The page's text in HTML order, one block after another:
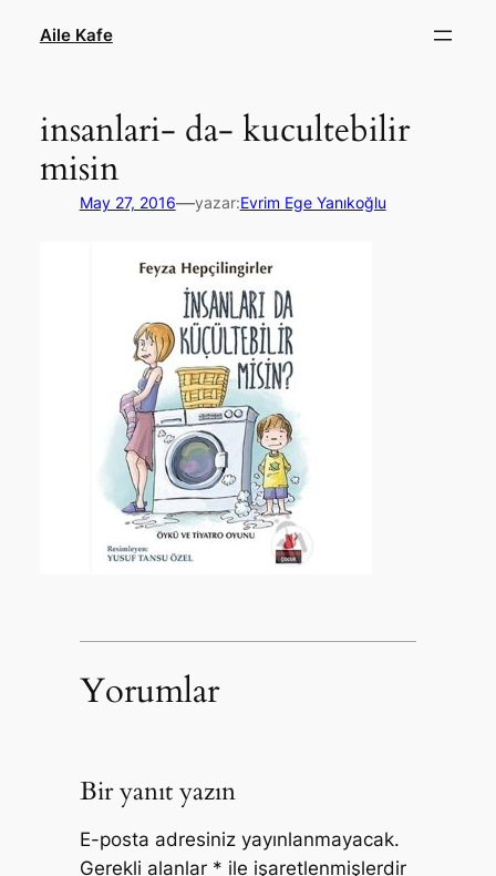
Aile Kafe
insanlari- da- kucultebilir
misin
May 27, 2016—yazar:Evrim Ege Yanıkoğlu
Yorumlar
Bir yanıt yazın
E-posta adresiniz yayınlanmayacak.
Gerekli alanlar * ile işaretlenmişlerdir